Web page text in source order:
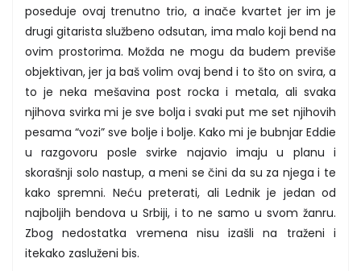
poseduje ovaj trenutno trio, a inače kvartet jer im je
drugi gitarista službeno odsutan, ima malo koji bend na
ovim prostorima. Možda ne mogu da budem previše
objektivan, jer ja baš volim ovaj bend i to što on svira, a
to je neka mešavina post rocka i metala, ali svaka
njihova svirka mi je sve bolja i svaki put me set njihovih
pesama “vozi” sve bolje i bolje. Kako mi je bubnjar Eddie
u razgovoru posle svirke najavio imaju u planu i
skorašnji solo nastup, a meni se čini da su za njega i te
kako spremni. Neću preterati, ali Lednik je jedan od
najboljih bendova u Srbiji, i to ne samo u svom žanru.
Zbog nedostatka vremena nisu izašli na traženi i
itekako zasluženi bis.